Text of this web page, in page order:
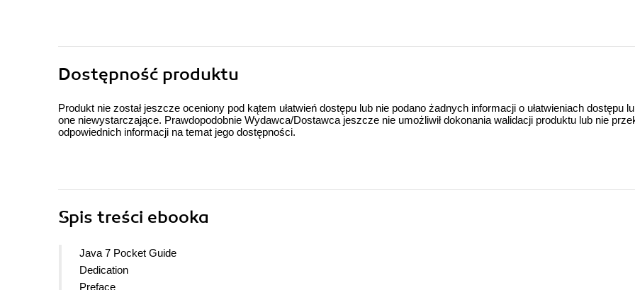
Dostępność produktu
Produkt nie został jeszcze oceniony pod kątem ułatwień dostępu lub nie podano żadnych informacji o ułatwieniach dostępu
one niewystarczające. Prawdopodobnie Wydawca/Dostawca jeszcze nie umożliwił dokonania walidacji produktu lub nie
odpowiednich informacji na temat jego dostępności.
Spis treści ebooka
Java 7 Pocket Guide
Dedication
Preface